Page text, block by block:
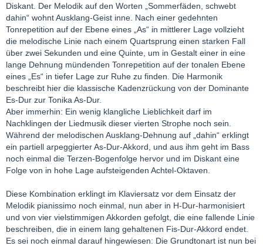
Diskant. Der Melodik auf den Worten „Sommerfäden, schwebt
dahin“ wohnt Ausklang-Geist inne. Nach einer gedehnten
Tonrepetition auf der Ebene eines „As“ in mittlerer Lage vollzieht
die melodische Linie nach einem Quartsprung einen starken Fall
über zwei Sekunden und eine Quinte, um in Gestalt einer in eine
lange Dehnung mündenden Tonrepetition auf der tonalen Ebene
eines „Es“ in tiefer Lage zur Ruhe zu finden. Die Harmonik
beschreibt hier die klassische Kadenzrückung von der Dominante
Es-Dur zur Tonika As-Dur.
Aber immerhin: Ein wenig klangliche Lieblichkeit darf im
Nachklingen der Liedmusik dieser vierten Strophe noch sein.
Während der melodischen Ausklang-Dehnung auf „dahin“ erklingt
ein partiell arpeggierter As-Dur-Akkord, und aus ihm geht im Bass
noch einmal die Terzen-Bogenfolge hervor und im Diskant eine
Folge von in hohe Lage aufsteigenden Achtel-Oktaven.
Diese Kombination erklingt im Klaviersatz vor dem Einsatz der
Melodik pianissimo noch einmal, nun aber in H-Dur-harmonisiert
und von vier vielstimmigen Akkorden gefolgt, die eine fallende Linie
beschreiben, die in einem lang gehaltenen Fis-Dur-Akkord endet.
Es sei noch einmal darauf hingewiesen: Die Grundtonart ist nun bei